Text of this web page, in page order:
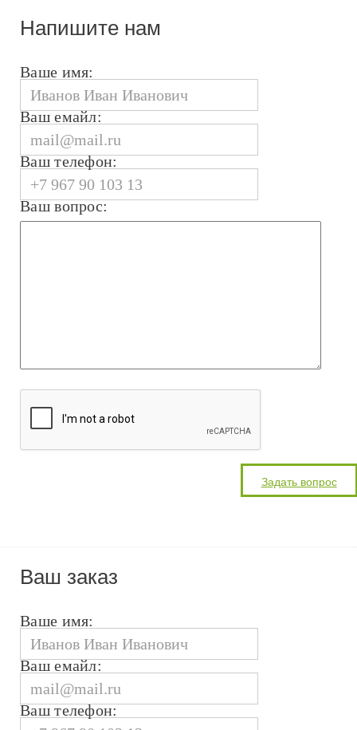
Напишите нам
Ваше имя:
Ваш емайл:
Ваш телефон:
Ваш вопрос:
Ваш заказ
Ваше имя:
Ваш емайл:
Ваш телефон: